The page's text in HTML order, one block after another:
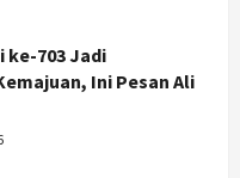
ke-270 Kota
2 Bulan, Fokus
Wisata